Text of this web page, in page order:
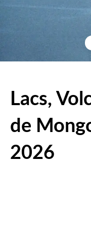
Lacs,
de
2026